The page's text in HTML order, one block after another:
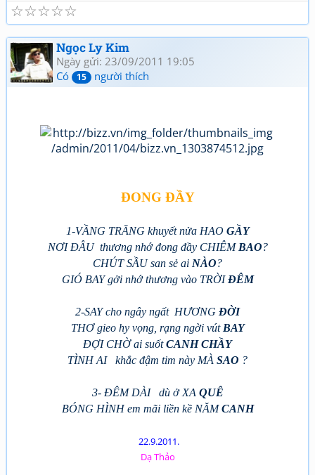
☆
☆
☆
☆
☆
Ngọc Ly Kim
Ngày gửi: 23/09/2011 19:05
Có
15 người thích
ĐONG ĐẦY
1-VẦNG TRĂNG khuyết nửa HAO GẦY
NƠI ĐÂU thương nhớ đong đầy CHIÊM BAO?
CHÚT SẦU san sẻ ai NÀO?
GIÓ BAY gởi nhớ thương vào TRỜIĐÊM
2-SAY cho ngây ngất HƯƠNG ĐỜI
THƠ gieo hy vọng, rạng ngời vút BAY
ĐỢI CHỜ ai suốtCANH CHẦY
TÌNH AI khắc đậm tim này MÀ SAO ?
3- ĐÊM DÀI dù ở XA QUÊ
BÓNG HÌNH em mãi liền kề NĂMCANH
22.9.2011.
Dạ Thảo